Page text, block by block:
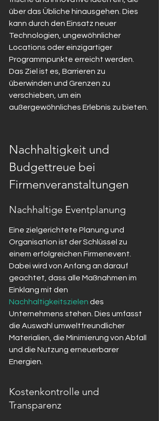
über das Übliche hinausgehen. Dies
kann durch den Einsatz neuer
Technologien, ungewöhnlicher
Locations oder einzigartiger
Programmpunkte erreicht werden.
Das Ziel ist es, Barrieren zu
überwinden und Grenzen zu
verschieben, um ein
außergewöhnliches Erlebnis zu bieten.
Nachhaltigkeit und
Budgettreue bei
Firmenveranstaltungen
Nachhaltige Eventplanung
Eine zielgerichtete Planung und
Organisation ist der Schlüssel zu
einem erfolgreichen Firmenevent.
Dabei wird von Anfang an darauf
geachtet, dass alle Maßnahmen im
Einklang mit den
Nachhaltigkeitszielen des
Unternehmens stehen. Dies umfasst
die Auswahl umweltfreundlicher
Materialien, die Minimierung von Abfall
und die Nutzung erneuerbarer
Energien.
Kostenkontrolle und
Transparenz